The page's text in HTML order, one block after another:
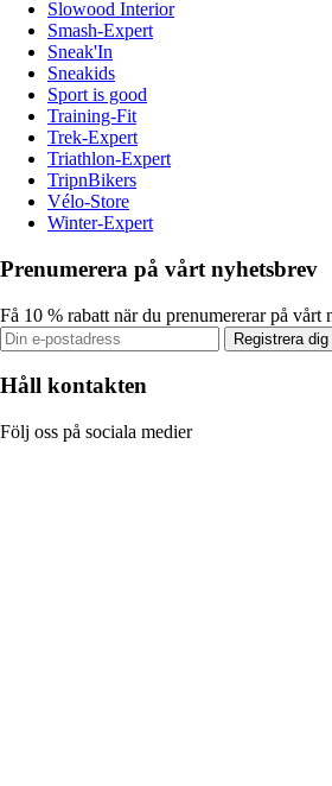
Slowood Interior
Smash-Expert
Sneak'In
Sneakids
Sport is good
Training-Fit
Trek-Expert
Triathlon-Expert
TripnBikers
Vélo-Store
Winter-Expert
Prenumerera på vårt nyhetsbrev
Få 10 % rabatt när du prenumererar på vårt
Registrera dig
Håll kontakten
Följ oss på sociala medier